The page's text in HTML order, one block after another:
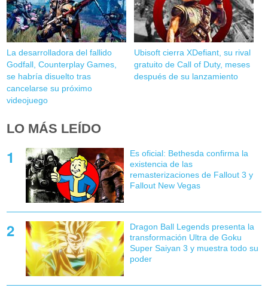
La desarrolladora del fallido
Godfall, Counterplay Games,
se habría disuelto tras
cancelarse su próximo
videojuego
Ubisoft cierra XDefiant, su rival
gratuito de Call of Duty, meses
después de su lanzamiento
LO MÁS LEÍDO
Es oficial: Bethesda confirma la
existencia de las
remasterizaciones de Fallout 3 y
Fallout New Vegas
Dragon Ball Legends presenta la
transformación Ultra de Goku
Super Saiyan 3 y muestra todo su
poder